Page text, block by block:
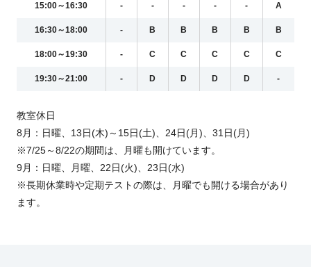
15:00～16:30 - - - - - A
16:30～18:00 - B B B B B
18:00～19:30 - C C C C C
19:30～21:00 - D D D D -
教室休日
8月：日曜、13日(木)～15日(土)、24日(月)、31日(月)
※7/25～8/22の期間は、月曜も開けています。
9月：日曜、月曜、22日(火)、23日(水)
※長期休業時や定期テストの際は、月曜でも開ける場合があり
ます。